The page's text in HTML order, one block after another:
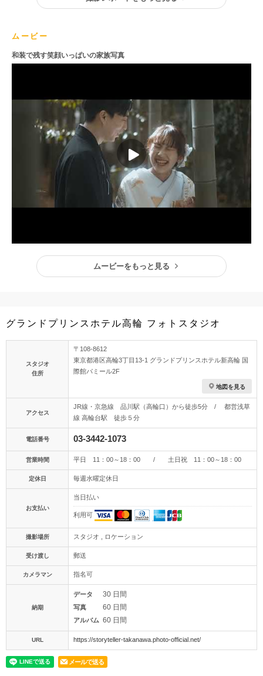
ムービー
和装で残す笑顔いっぱいの家族写真
ムービーをもっと見る
グランドプリンスホテル高輪 フォトスタジオ
スタジオ
住所
〒108-8612
東京都港区高輪3丁目13-1 グランドプリンスホテル新高輪 国
際館パミール2F
地図を見る
アクセス
JR線・京急線 品川駅（高輪口）から徒歩5分 / 都営浅草
線 高輪台駅 徒歩５分
電話番号 03-3442-1073
営業時間 平日 11：00～18：00 / 土日祝 11：00～18：00
定休日 毎週水曜定休日
お支払い
当日払い
利用可
撮影場所 スタジオ , ロケーション
受け渡し 郵送
カメラマン 指名可
納期
データ 30 日間
写真 60 日間
アルバム 60 日間
URL https://storyteller-takanawa.photo-official.net/
メールで送る